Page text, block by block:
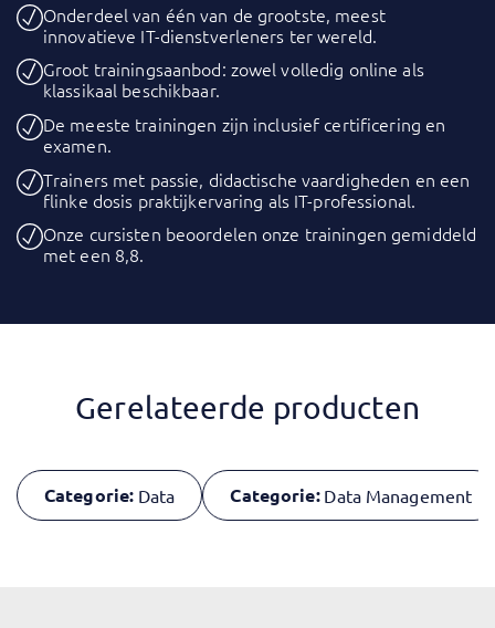
Onderdeel van één van de grootste, meest
innovatieve IT-dienstverleners ter wereld.
Groot trainingsaanbod: zowel volledig online als
klassikaal beschikbaar.
De meeste trainingen zijn inclusief certificering en
examen.
Trainers met passie, didactische vaardigheden en een
flinke dosis praktijkervaring als IT-professional.
Onze cursisten beoordelen onze trainingen gemiddeld
met een 8,8.
Gerelateerde producten
Categorie: Data Categorie: Data Management